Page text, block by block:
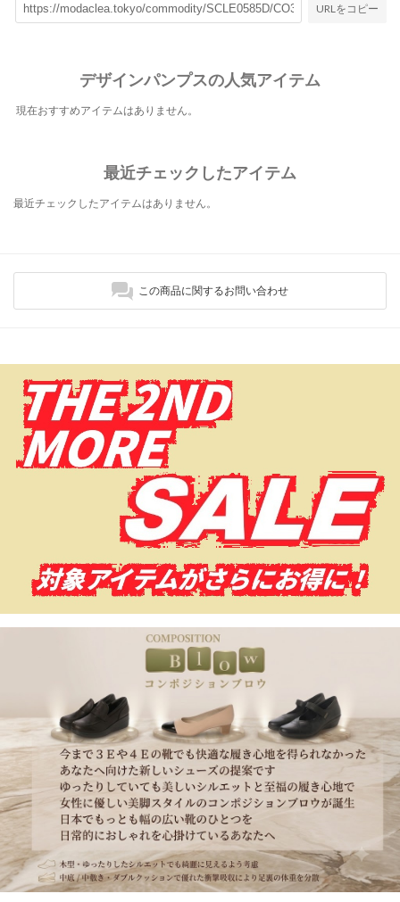
URLをコピー
デザインパンプスの人気アイテム
現在おすすめアイテムはありません。
最近チェックしたアイテム
最近チェックしたアイテムはありません。
この商品に関するお問い合わせ